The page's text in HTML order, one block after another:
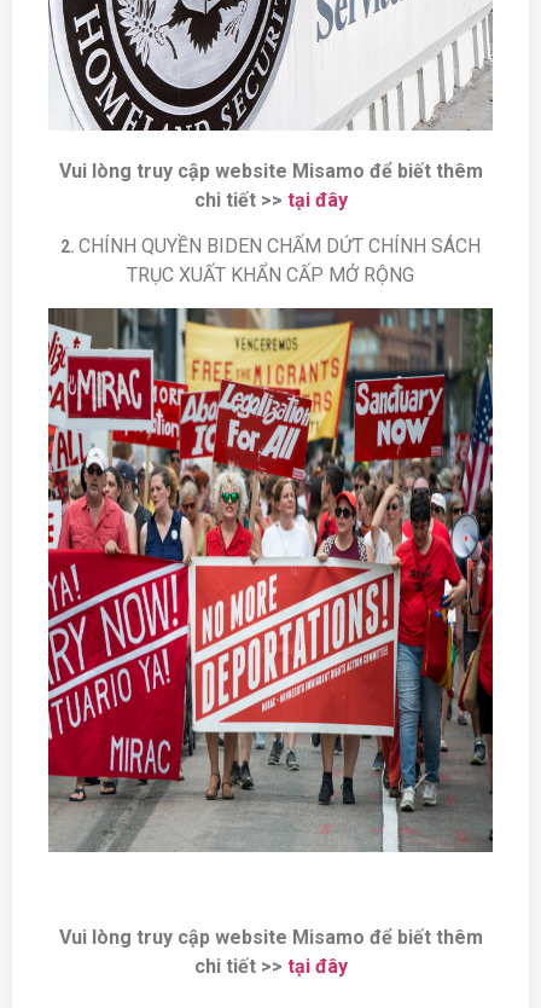
Vui lòng truy cập website Misamo để biết thêm
chi tiết >> tại đây
2. CHÍNH QUYỀN BIDEN CHẤM DỨT CHÍNH SÁCH
TRỤC XUẤT KHẨN CẤP MỞ RỘNG
Vui lòng truy cập website Misamo để biết thêm
chi tiết >> tại đây